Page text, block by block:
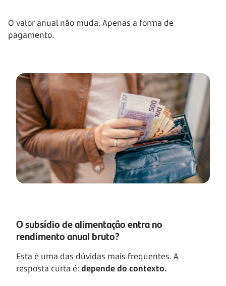
O valor anual não muda. Apenas a forma de
pagamento.
O subsídio de alimentação entra no
rendimento anual bruto?
Esta é uma das dúvidas mais frequentes. A
resposta curta é: depende do contexto.